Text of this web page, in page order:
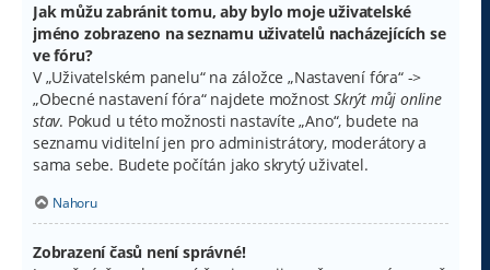
Jak můžu zabránit tomu, aby bylo moje uživatelské
jméno zobrazeno na seznamu uživatelů nacházejících se
ve fóru?
V „Uživatelském panelu“ na záložce „Nastavení fóra“ ->
„Obecné nastavení fóra“ najdete možnostSkrýt můj online
stav. Pokud u této možnosti nastavíte „Ano“, budete na
seznamu viditelní jen pro administrátory, moderátory a
sama sebe. Budete počítán jako skrytý uživatel.
Nahoru
Zobrazení časů není správné!